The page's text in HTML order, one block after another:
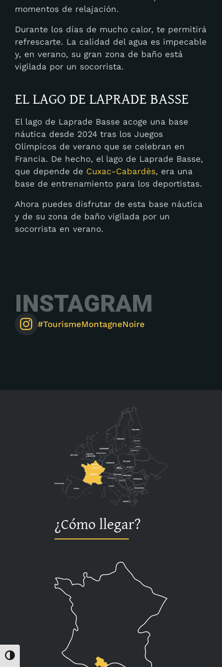
Alternar alto contraste
momentos de relajación.
Durante los días de mucho calor, te permitirá
refrescarte. La calidad del agua es impecable
y, en verano, su gran zona de baño está
vigilada por un socorrista.
EL LAGO DE LAPRADE BASSE
El lago de Laprade Basse acoge una base
náutica desde 2024 tras los Juegos
Olímpicos de verano que se celebran en
Francia. De hecho, el lago de Laprade Basse,
que depende de Cuxac-Cabardès, era una
base de entrenamiento para los deportistas.
Ahora puedes disfrutar de esta base náutica
y de su zona de baño vigilada por un
socorrista en verano.
INSTAGRAM
#TourismeMontagneNoire
¿Cómo llegar?